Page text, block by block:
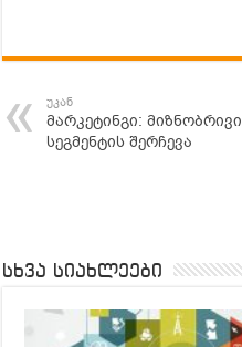
უკან
მარკეტინგი: მიზნობრივი
სეგმენტის შერჩევა
სხვა სიახლეები